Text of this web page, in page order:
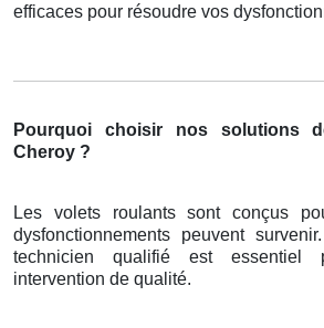
efficaces pour résoudre vos
Pourquoi choisir nos solutions
Cheroy ?
Les volets roulants sont conçus
dysfonctionnements peuvent
technicien qualifié est essentiel
intervention de qualité.